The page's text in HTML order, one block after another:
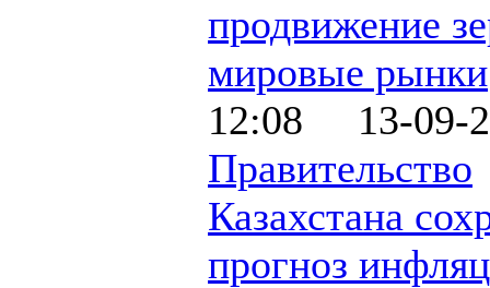
продвижение
мировые рынки
12:08 13-09-
Правительство
Казахстана
прогноз